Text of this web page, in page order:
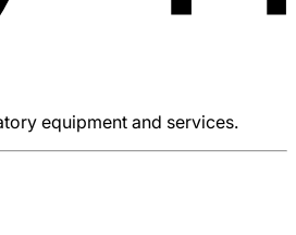
equipment and services.